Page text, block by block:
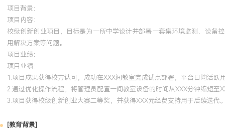
项目背景：
项目内容：
校级创新创业项目，目标是为一所中学设计并部署一套集环境监测、设备
用解决方案等问题。
项目业绩：
项目业绩：
1.项目成果获得校方认可，成功在XXX间教室完成试点部署，平台日均活跃
2.通过优化操作流程，将管理员配置一间教室设备的时间从XXX分钟缩短至
3.项目获得校级创新创业大赛二等奖，并获得XXX元经费支持用于后续迭代
[教育背景]